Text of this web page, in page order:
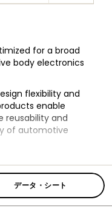
for a broad
body electronics
flexibility and
enable
reusability and
of automotive
allows you to quickly
reducing the cost
change during
データ・シート